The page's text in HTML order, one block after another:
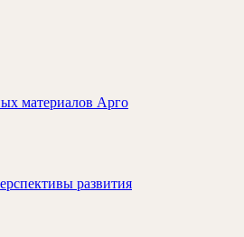
материалов Арго
развития